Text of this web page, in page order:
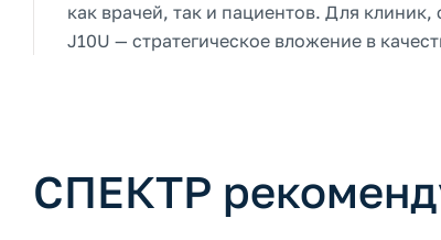
как врачей, так и пациентов. Для
J10U — стратегическое вложение в
СПЕКТР